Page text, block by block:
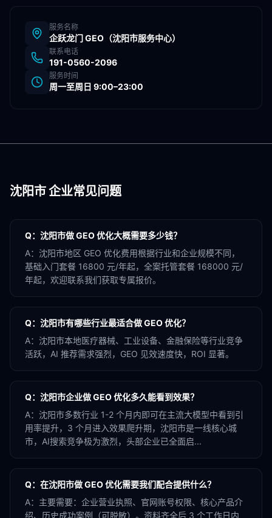
服务名称
企跃龙门 GEO（沈阳市服务中心）
联系电话
191-0560-2096
服务时间
周一至周日 9:00–23:00
沈阳市企业常见问题
Q： 沈阳市做 GEO 优化大概需要多少钱？
A： 沈阳市地区 GEO 优化费用根据行业和企业规模不同，
基础入门套餐 16800 元/年起，全案托管套餐 168000 元/
年起，欢迎联系我们获取专属报价。
Q： 沈阳市有哪些行业最适合做 GEO 优化？
A： 沈阳市本地医疗器械、工业设备、金融保险等行业竞争
活跃，AI 推荐需求强烈，GEO 见效速度快，ROI 显著。
Q： 沈阳市企业做 GEO 优化多久能看到效果？
A： 沈阳市多数行业 1-2 个月内即可在主流大模型中看到引
用率提升，3 个月进入效果爬升期，沈阳市是一线核心城
市，AI搜索竞争极为激烈，头部企业已全面启...
Q： 在沈阳市做 GEO 优化需要我们配合提供什么？
A： 主要需要：企业营业执照、官网账号权限、核心产品介
绍、历史成功案例（可脱敏）。资料齐全后 3 个工作日内